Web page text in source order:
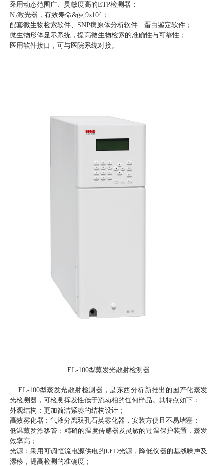
采用动态范围广、灵敏度高的ETP检测器；
N2激光器，有效寿命&ge;9x107 ；
配套微生物检索软件、SNP病原体分析软件、蛋白鉴定软件；
微生物形体显示系统，提高微生物检索的准确性与可靠性；
医用软件接口，可与医院系统对接。
EL-100型蒸发光散射检测器
EL-100型蒸发光散射检测器，是东西分析新推出的国产化蒸发
光检测器，可检测挥发性低于流动相的任何样品。其特点如下：
外观结构：更加简洁紧凑的结构设计；
高效雾化器：气液分离双孔石英雾化器，安装方便且不易堵塞；
低温蒸发漂移管：精确的温度传感器及灵敏的过温保护装置，蒸发
效率高；
光源：采用可调恒流电源供电的LED光源，降低仪器的基线噪声及
漂移，提高检测的准确度；